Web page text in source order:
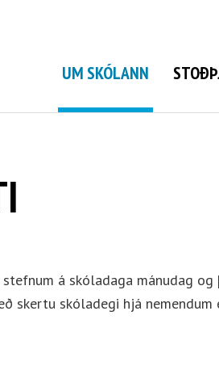
á skóladaga mánudag
skertu skóladegi hjá nemendum
UM SKÓLANN